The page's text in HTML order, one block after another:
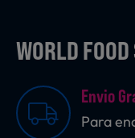
Bebidas e
Produtos
WORLD
Envio
Para